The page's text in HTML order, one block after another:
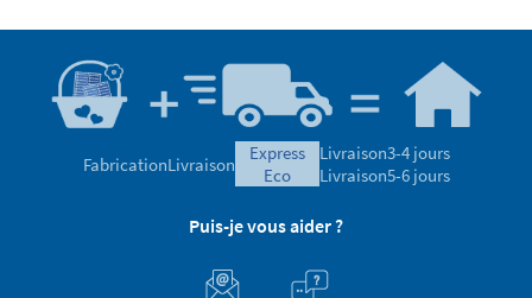
FabricationLivraison
express
eco
Livraison3-4 jours
Livraison5-6 jours
Puis-je vous aider ?